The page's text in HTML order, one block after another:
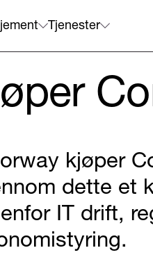
Tjenester
kjøper
dette et
IT drift,